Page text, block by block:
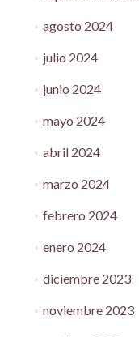
agosto 2024
julio 2024
junio 2024
mayo 2024
abril 2024
marzo 2024
febrero 2024
enero 2024
diciembre 2023
noviembre 2023